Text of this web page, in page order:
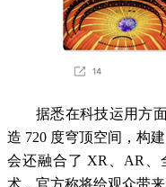
据悉在科技运用方
造 720 度穹顶空间，构
会还融合了 XR、AR、
术，官方称将给观众带来